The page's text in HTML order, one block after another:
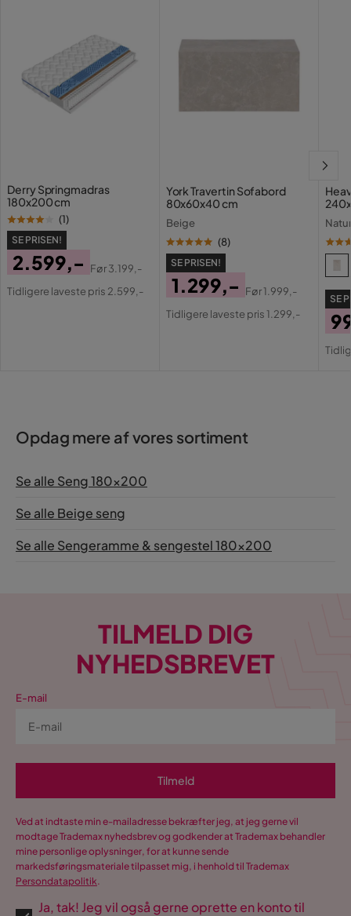
Derry Springmadras
180x200 cm
(1)
SE PRISEN!
Pris
2.599,-
Original
Før3.199,-
Tidligere laveste pris 2.599,-
York Travertin Sofabord
80x60x40 cm
Beige
(8)
SE PRISEN!
Pris
1.299,-
Original
Før1.999,-
Tidligere laveste pris 1.299,-
SE
Opdag mere af vores sortiment
Se alle Seng 180x200
Se alle Beige seng
Se alle Sengeramme & sengestel 180x200
TILMELD DIG
NYHEDSBREVET
E-mail
Tilmeld
Ved at indtaste min e-mailadresse bekræfter jeg, at jeg gerne vil
modtage Trademax nyhedsbrev og godkender at Trademax behandler
mine personlige oplysninger, for at kunne sende
markedsføringsmateriale tilpasset mig, i henhold til Trademax
Persondatapolitik.
Ja, tak! Jeg vil også gerne oprette en konto til